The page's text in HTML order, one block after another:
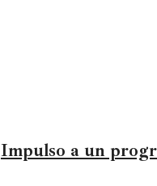
Impulso a un